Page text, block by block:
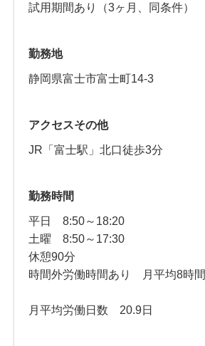
試用期間あり（3ヶ月、同条件）
勤務地
静岡県富士市富士町14‐3
アクセスその他
JR「富士駅」北口徒歩3分
勤務時間
平日 8:50～18:20
土曜 8:50～17:30
休憩90分
時間外労働時間あり 月平均8時間
月平均労働日数 20.9日